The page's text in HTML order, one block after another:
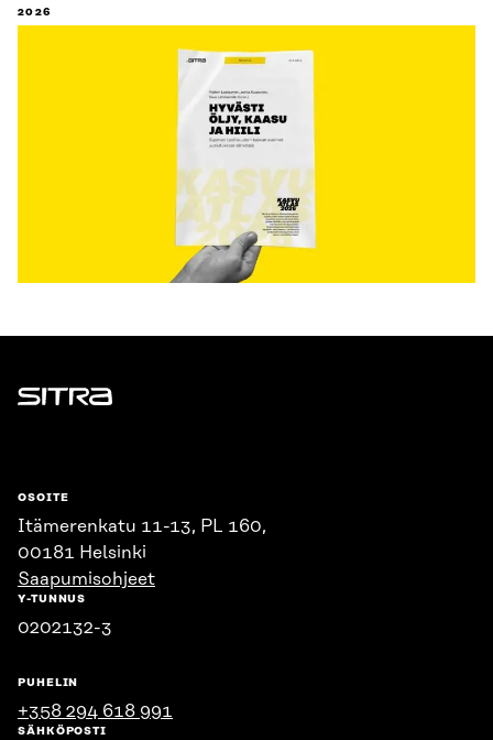
2026
Sitra
OSOITE
Itämerenkatu 11-13, PL 160,
00181 Helsinki
Saapumisohjeet
Y-TUNNUS
0202132-3
PUHELIN
+358 294 618 991
SÄHKÖPOSTI